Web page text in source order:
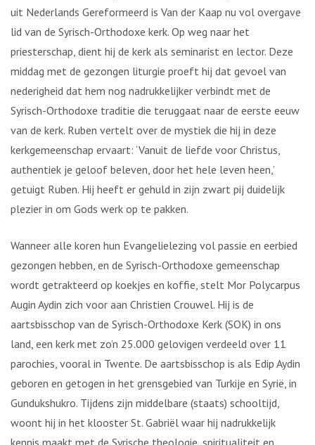
uit Nederlands Gereformeerd is Van der Kaap nu vol overgave
lid van de Syrisch-Orthodoxe kerk. Op weg naar het
priesterschap, dient hij de kerk als seminarist en lector. Deze
middag met de gezongen liturgie proeft hij dat gevoel van
nederigheid dat hem nog nadrukkelijker verbindt met de
Syrisch-Orthodoxe traditie die teruggaat naar de eerste eeuw
van de kerk. Ruben vertelt over de mystiek die hij in deze
kerkgemeenschap ervaart: ‘Vanuit de liefde voor Christus,
authentiek je geloof beleven, door het hele leven heen,’
getuigt Ruben. Hij heeft er gehuld in zijn zwart pij duidelijk
plezier in om Gods werk op te pakken.
Wanneer alle koren hun Evangelielezing vol passie en eerbied
gezongen hebben, en de Syrisch-Orthodoxe gemeenschap
wordt getrakteerd op koekjes en koffie, stelt Mor Polycarpus
Augin Aydin zich voor aan Christien Crouwel. Hij is de
aartsbisschop van de Syrisch-Orthodoxe Kerk (SOK) in ons
land, een kerk met zo’n 25.000 gelovigen verdeeld over 11
parochies, vooral in Twente. De aartsbisschop is als Edip Aydin
geboren en getogen in het grensgebied van Turkije en Syrië, in
Gundukshukro. Tijdens zijn middelbare (staats) schooltijd,
woont hij in het klooster St. Gabriël waar hij nadrukkelijk
kennis maakt met de Syrische theologie, spiritualiteit en